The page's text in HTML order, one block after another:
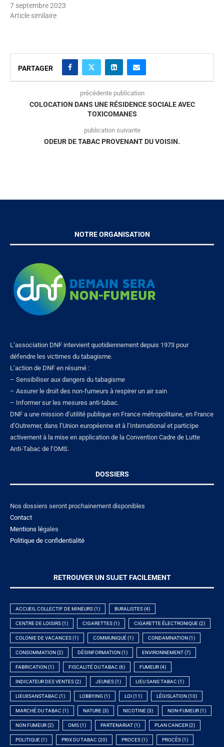
7 septembre 2023
Article similaire
PARTAGER
précédente publication
COLOCATION DANS UNE RÉSIDENCE SOCIALE AVEC
TOXICOMANES
publication suivante
ODEUR DE TABAC PROVENANT DU VOISIN.
NOTRE ORGANISATION
L’association DNF intervient quotidiennement depuis 1973 pour
défendre les victimes du tabagisme.
L’action de DNF en résumé :
– Sensibiliser aux dangers du tabagisme
– Assurer le droit des non-fumeurs à respirer un air sain
– Informer sur les mesures anti-tabac.
DNF a une mission d’utilité publique en France métropolitaine, en France
d’Outremer, dans l’Union européenne et à l’International et participe
activement à la mise en application de la Convention Cadre de Lutte
Anti-Tabac de l’OMS.
DOSSIERS
Nos dossiers seront prochainement disponibles
Contact
Mentions légales
Politique de confidentialité
RETROUVER UN SUJET FACILEMENT
ACCUEIL COLLECTIF DE MINEURS(1) BURALISTES(4)
CENTRE DE LOISIRS(1) CIGARETTES(1) CIGARETTE ÉLECTRONIQUE(2)
COLONIE DE VACANCES(1) COMMUNIQUÉ(1) CONDAMNATION (1)
CONSOMMATION (2) DÉSINFORMATION (1) ENVIRONNEMENT(7)
FABRICATION (1) FISCALITÉ DU TABAC (6) FUMEUR(4)
INDICATEUR DES VENTES(2) JEUNES(1) LIEU SANS TABAC (1)
LIEUXSANSTABAC (1) LOBBYING (1) LOI (11) LÉGISLATION (10)
MARCHÉ DU TABAC (1) NATURE(3) NICOTINE(3) NON-FUMEUR(1)
NON FUMEUR(2) OMS(1) PARTENARIAT(1) PLAN CANCER(2)
POLITIQUE(1) PRIX DU TABAC (20) PROCES(1) PROCÈS(1)